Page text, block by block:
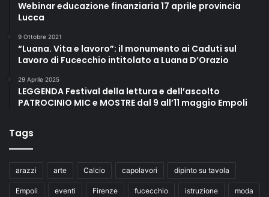
Webinar educazione finanziaria 17 aprile provincia
Lucca
9 Ottobre 2021
“Luana. Vita e lavoro”: il monumento ai Caduti sul
Lavoro di Fucecchio intitolato a Luana D’Orazio
29 Aprile 2025
LEGGENDA Festival della lettura e dell’ascolto
PATROCINIO MIC e MOSTRE dal 9 all’11 maggio Empoli
Tags
arazzi arte Calcio capolavori dipinto su tavola
Empoli eventi Firenze fucecchio istruzione moda